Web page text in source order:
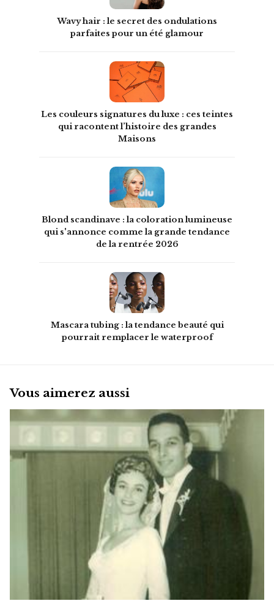
Wavy hair : le secret des ondulations
parfaites pour un été glamour
Les couleurs signatures du luxe : ces teintes
qui racontent l’histoire des grandes
Maisons
Blond scandinave : la coloration lumineuse
qui s'annonce comme la grande tendance
de la rentrée 2026
Mascara tubing : la tendance beauté qui
pourrait remplacer le waterproof
Vous aimerez aussi